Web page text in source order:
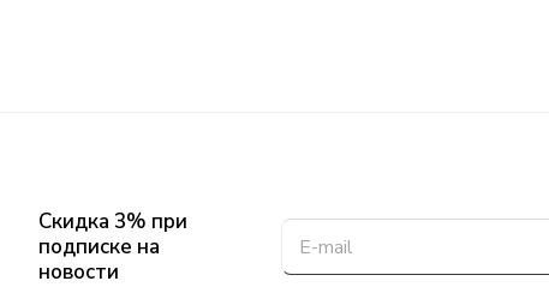
Скидка 3% при
подписке на
новости